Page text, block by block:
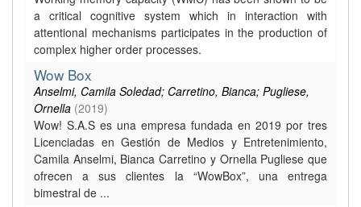
a critical cognitive system which in interaction with
attentional mechanisms participates in the production of
complex higher order processes.
Wow Box
Anselmi, Camila Soledad; Carretino, Bianca; Pugliese,
Ornella (2019)
Wow! S.A.S es una empresa fundada en 2019 por tres
Licenciadas en Gestión de Medios y Entretenimiento,
Camila Anselmi, Bianca Carretino y Ornella Pugliese que
ofrecen a sus clientes la “WowBox”, una entrega
bimestral de ...